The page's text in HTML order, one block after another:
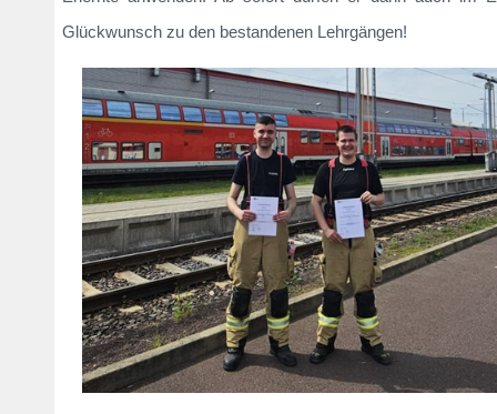
Glückwunsch zu den bestandenen Lehrgängen!